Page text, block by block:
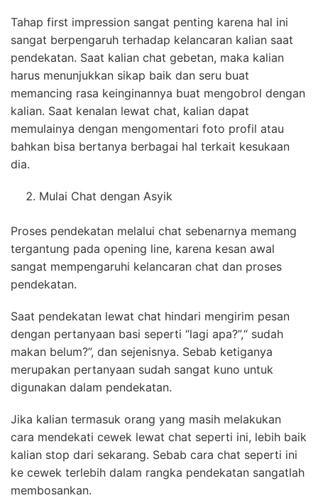
Tahap first impression sangat penting karena hal ini
sangat berpengaruh terhadap kelancaran kalian saat
pendekatan. Saat kalian chat gebetan, maka kalian
harus menunjukkan sikap baik dan seru buat
memancing rasa keinginannya buat mengobrol dengan
kalian. Saat kenalan lewat chat, kalian dapat
memulainya dengan mengomentari foto profil atau
bahkan bisa bertanya berbagai hal terkait kesukaan
dia.
Mulai Chat dengan Asyik
Proses pendekatan melalui chat sebenarnya memang
tergantung pada opening line, karena kesan awal
sangat mempengaruhi kelancaran chat dan proses
pendekatan.
Saat pendekatan lewat chat hindari mengirim pesan
dengan pertanyaan basi seperti “lagi apa?”,“ sudah
makan belum?”, dan sejenisnya. Sebab ketiganya
merupakan pertanyaan sudah sangat kuno untuk
digunakan dalam pendekatan.
Jika kalian termasuk orang yang masih melakukan
cara mendekati cewek lewat chat seperti ini, lebih baik
kalian stop dari sekarang. Sebab cara chat seperti ini
ke cewek terlebih dalam rangka pendekatan sangatlah
membosankan.